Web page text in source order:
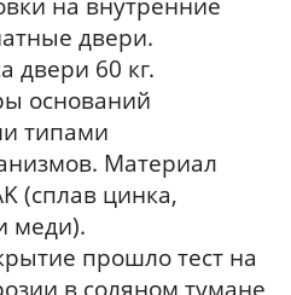
двери.
двери 60 кг.
оснований
типами
Материал
(сплав цинка,
меди).
прошло тест на